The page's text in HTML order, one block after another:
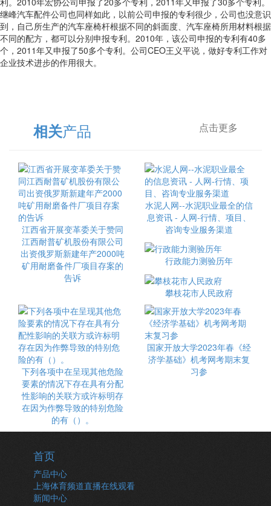
继峰汽车配件公司也同样如此，以前公司申报的专利很少，公司也没意识
到，自己所生产的汽车座椅杆根据不同的斜面度、汽车座椅所用材料根据
不同的配方，都可以分别申报专利。2010年，该公司申报的专利有40多
个，2011年又申报了50多个专利。公司CEO王义平说，做好专利工作对
企业技术进步的作用很大。
相关产品 点击更多
江西省开展变革委关于赞同
江西耐普矿机股份有限公司
出资俄罗斯新建年产2000吨
矿用耐磨备件厂项目存案的
告诉
水泥人网--水泥职业最全的信
息资讯 - 人网-行情、项目、
咨询专业服务渠道
行政能力测验历年
攀枝花市人民政府
下列各项中在呈现其他危险
要素的情况下存在具有分配
性影响的关联方或许标明存
在因为作弊导致的特别危险
的有（）。
国家开放大学2023年春《经
济学基础》机考网考期末复
习参
首页
产品中心
上海体育频道直播在线观看
新闻中心